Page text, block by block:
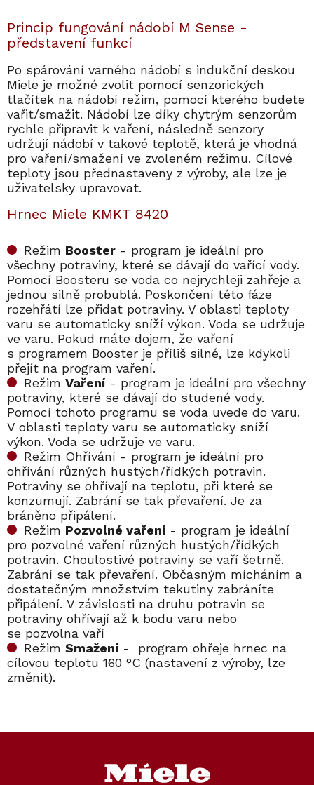
Princip fungování nádobí M Sense -
představení funkcí
Po spárování varného nádobí s indukční deskou
Miele je možné zvolit pomocí senzorických
tlačítek na nádobí režim, pomocí kterého budete
vařit/smažit. Nádobí lze díky chytrým senzorům
rychle připravit k vaření, následně senzory
udržují nádobí v takové teplotě, která je vhodná
pro vaření/smažení ve zvoleném režimu. Cílové
teploty jsou přednastaveny z výroby, ale lze je
uživatelsky upravovat.
Hrnec Miele KMKT 8420
Režim Booster - program je ideální pro
všechny potraviny, které se dávají do vařící vody.
Pomocí Boosteru se voda co nejrychleji zahřeje a
jednou silně probublá. Poskončení této fáze
rozehřátí lze přidat potraviny. V oblasti teploty
varu se automaticky sníží výkon. Voda se udržuje
ve varu. Pokud máte dojem, že vaření
s programem Booster je příliš silné, lze kdykoli
přejít na program vaření.
Režim Vaření - program je ideální pro všechny
potraviny, které se dávají do studené vody.
Pomocí tohoto programu se voda uvede do varu.
V oblasti teploty varu se automaticky sníží
výkon. Voda se udržuje ve varu.
Režim Ohřívání - program je ideální pro
ohřívání různých hustých/řídkých potravin.
Potraviny se ohřívají na teplotu, při které se
konzumují. Zabrání se tak převaření. Je za
bráněno připálení.
Režim Pozvolné vaření - program je ideální
pro pozvolné vaření různých hustých/řídkých
potravin. Choulostivé potraviny se vaří šetrně.
Zabrání se tak převaření. Občasným mícháním a
dostatečným množstvím tekutiny zabráníte
připálení. V závislosti na druhu potravin se
potraviny ohřívají až k bodu varu nebo
se pozvolna vaří
Režim Smažení - program ohřeje hrnec na
cílovou teplotu 160 °C (nastavení z výroby, lze
změnit).